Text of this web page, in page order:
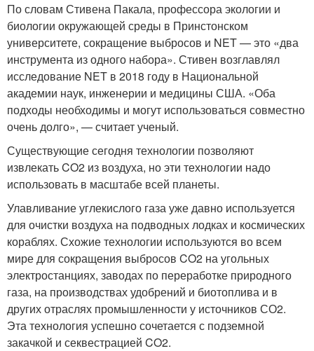
По словам Стивена Пакала, профессора экологии и
биологии окружающей среды в Принстонском
университете, сокращение выбросов и NET — это «два
инструмента из одного набора». Стивен возглавлял
исследование NET в 2018 году в Национальной
академии наук, инженерии и медицины США. «Оба
подходы необходимы и могут использоваться совместно
очень долго», — считает ученый.
Существующие сегодня технологии позволяют
извлекать CO2 из воздуха, но эти технологии надо
использовать в масштабе всей планеты.
Улавливание углекислого газа уже давно используется
для очистки воздуха на подводных лодках и космических
кораблях. Схожие технологии используются во всем
мире для сокращения выбросов CO2 на угольных
электростанциях, заводах по переработке природного
газа, на производствах удобрений и биотоплива и в
других отраслях промышленности у источников СО2.
Эта технология успешно сочетается с подземной
закачкой и секвестрацией CO2.